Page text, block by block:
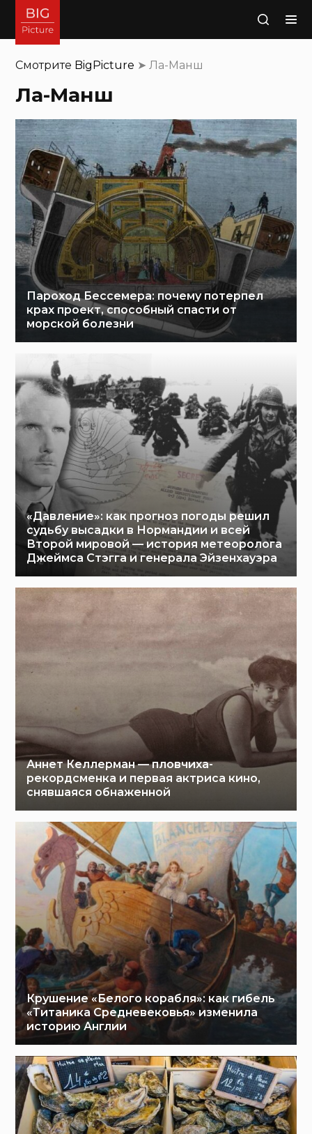
Поиск
Смотрите BigPicture ➤Ла-Манш
Ла-Манш
Пароход Бессемера: почему потерпел
крах проект, способный спасти от
морской болезни
«Давление»: как прогноз погоды решил
судьбу высадки в Нормандии и всей
Второй мировой — история метеоролога
Джеймса Стэгга и генерала Эйзенхауэра
Аннет Келлерман — пловчиха-
рекордсменка и первая актриса кино,
снявшаяся обнаженной
Крушение «Белого корабля»: как гибель
«Титаника Средневековья» изменила
историю Англии